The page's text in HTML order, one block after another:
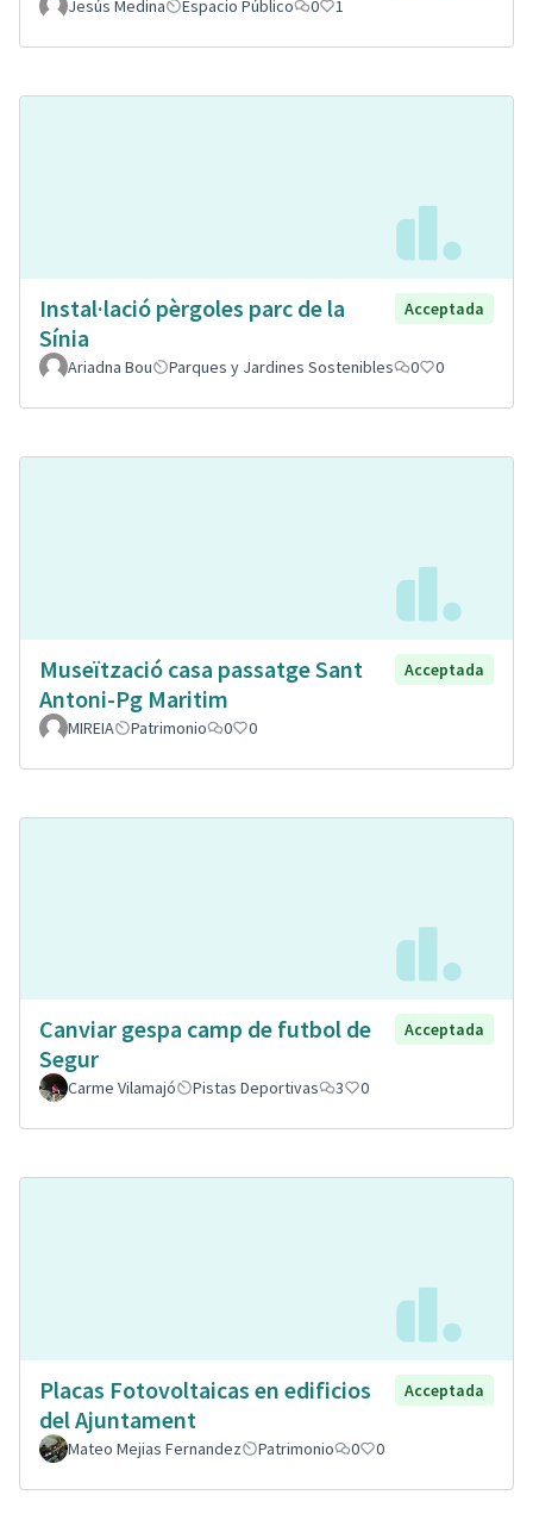
Jesús Medina
Espacio Público 0 1
Instal·lació pèrgoles parc de la
Sínia
Acceptada
Ariadna Bou Parques y Jardines Sostenibles 0 0
Museïtzació casa passatge Sant
Antoni-Pg Maritim
Acceptada
MIREIA Patrimonio 0 0
Canviar gespa camp de futbol de
Segur
Acceptada
Carme Vilamajó Pistas Deportivas 3 0
Placas Fotovoltaicas en edificios
del Ajuntament
Acceptada
Mateo Mejias Fernandez Patrimonio 0 0